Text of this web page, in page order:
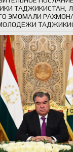
ТАДЖИКИСТАН,
ЭМОМАЛИ